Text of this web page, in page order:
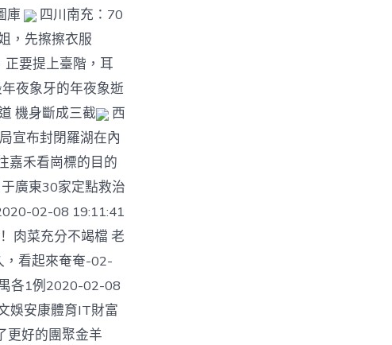
庫
四川南充：70
，先擦擦衣服
要提上臺階，耳
夜象牙的年夜象逝
機身斷成三截
西
宣布封閉羅湖在內
嘉禾看崗標的目的
廣東30家定點救治
02-08 19:11:41
肉菜充分不竭檔 老
，看起來奄奄-02-
各1例2020-02-08
娛安康體育IT財富
更好的團聚金羊